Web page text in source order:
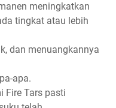
meningkatkan
tingkat atau lebih
dan menuangkannya
apa.
Fire Tars pasti